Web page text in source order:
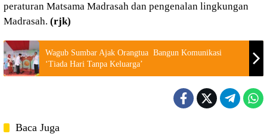
peraturan Matsama Madrasah dan pengenalan lingkungan
Madrasah. (rjk)
Wagub Sumbar Ajak Orangtua Bangun Komunikasi
‘Tiada Hari Tanpa Keluarga’
Baca Juga